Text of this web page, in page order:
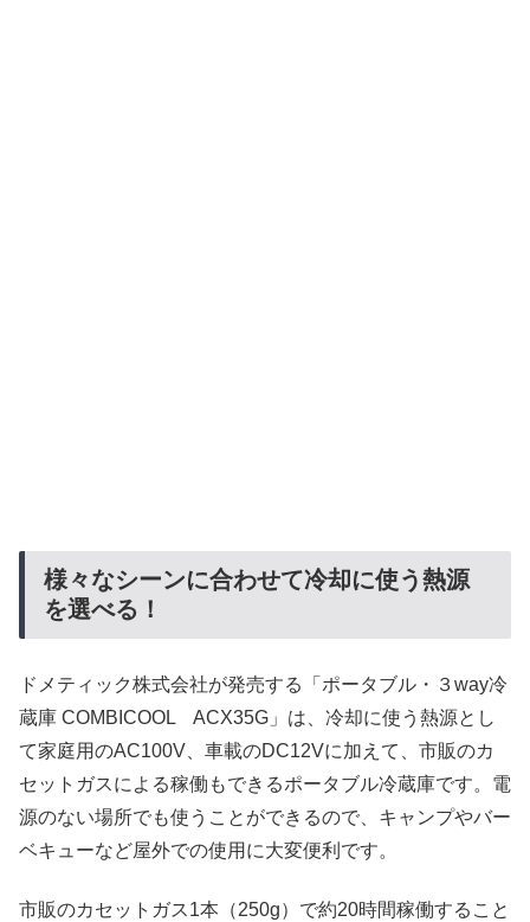
様々なシーンに合わせて冷却に使う熱源
を選べる！
ドメティック株式会社が発売する「ポータブル・３way冷
蔵庫 COMBICOOL ACX35G」は、冷却に使う熱源とし
て家庭用のAC100V、車載のDC12Vに加えて、市販のカ
セットガスによる稼働もできるポータブル冷蔵庫です。電
源のない場所でも使うことができるので、キャンプやバー
ベキューなど屋外での使用に大変便利です。
市販のカセットガス1本（250g）で約20時間稼働すること